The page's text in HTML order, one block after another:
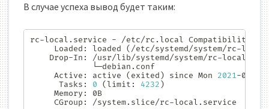
В случае успеха вывод будет таким:
rc-local.service - /etc/rc.local Compatibility
     Loaded: loaded
(/etc/systemd/system/rc-
Drop-In: /usr/lib/systemd/system/rc-
             └─debian.conf
     Active: active
(exited) since Mon 2021-04-
      Tasks:
0 (limit: 4232)
     Memory: 0B